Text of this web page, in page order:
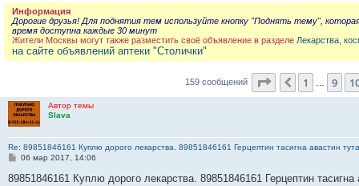
Информация
Дорогие друзья! Для поднятия тем используйте кнопку "Поднять тему",
время доступна каждые 30 минут
Жители Москвы могут также разместить своё объявление в разделе Лекарства,
на сайте объявлений аптеки "Столички"
159 сообщений Страница 11 из
Пред.
1 9
Автор темы
Slava
Re: 89851846161 Куплю дорого лекарства. 89851846161 Герцептин тасигна авастин
С
о
06 мар 2017, 14:06
89851846161 Куплю дорого лекарства. 89851846161 Герцептин